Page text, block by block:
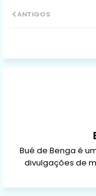
ANTIGOS
Bué de Benga é
divulgações de